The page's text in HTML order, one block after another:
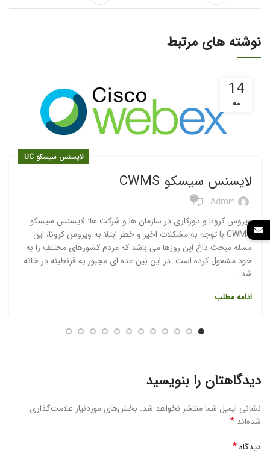
نوشته های مرتبط
14
مه
لایسنس سیسکو UC
لایسنس سیسکو CWMS
Admin
0
ویروس کرونا و دورکاری در سازمان ها و شرکت ها: لایسنس سیسکو
CWMS با توجه به مشکلات اخیر و خطر ابتلا به ویروس کرونا، این
مسله مبحث داغ این روزها می باشد که مردم کشورهای مختلف را به
خود مشغول کرده است. در این بین عده ای مجبور به قرنطینه در خانه
شد...
ادامه مطلب
دیدگاهتان را بنویسید
نشانی ایمیل شما منتشر نخواهد شد. بخش‌های موردنیاز علامت‌گذاری
شده‌اند *
دیدگاه*